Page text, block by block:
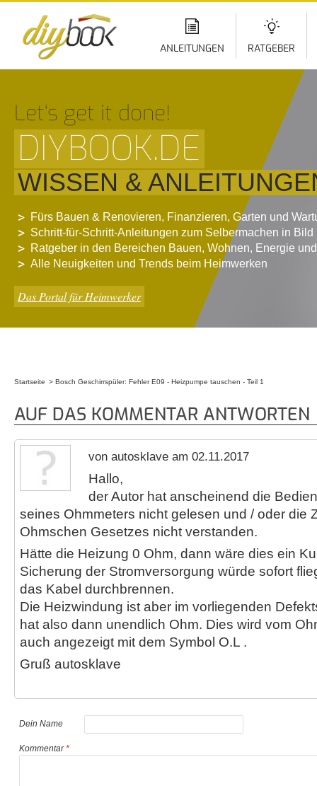
ANLEITUNGEN RATGEBER
Let‘s get it done!
DIYBOOK.DE
WISSEN &
Fürs Bauen & Renovieren, Finanzieren, Garten und
Schritt-für-Schritt-Anleitungen zum Selbermachen in Bild
Ratgeber in den Bereichen Bauen, Wohnen, Energie
Alle Neuigkeiten und Trends beim Heimwerken
Das Portal für Heimwerker
Startseite Bosch Geschirrspüler: Fehler E09 - Heizpumpe tauschen - Teil 1
AUF DAS KOMMENTAR ANTWORTEN
von autosklave am 02.11.2017
Hallo,
der Autor hat anscheinend die
seines Ohmmeters nicht gelesen und / oder die
Ohmschen Gesetzes nicht verstanden.
Hätte die Heizung 0 Ohm, dann wäre dies ein
Sicherung der Stromversorgung würde sofort
das Kabel durchbrennen.
Die Heizwindung ist aber im vorliegenden
hat also dann unendlich Ohm. Dies wird vom
auch angezeigt mit dem Symbol O.L .
Gruß autosklave
Dein Name
Kommentar*